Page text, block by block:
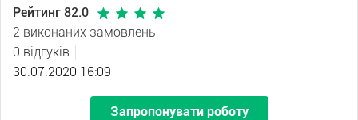
Рейтинг 82.0
2 виконаних замовлень
0 відгуків
30.07.2020 16:09
Запропонувати роботу